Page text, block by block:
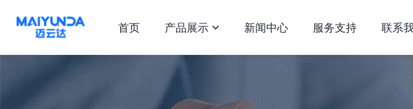
首页 产品展示  新闻中心 服务支持 联系